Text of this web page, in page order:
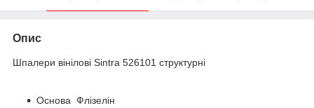
Опис
Шпалери вінілові Sintra 526101 структурні
Основа Флізелін